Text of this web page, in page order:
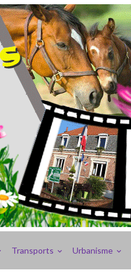
Transports Urbanisme